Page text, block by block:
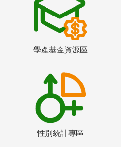
學產基金資源區
性別統計專區